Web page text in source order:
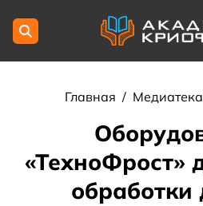
Главная / Медиатека
«ТехноФрост»